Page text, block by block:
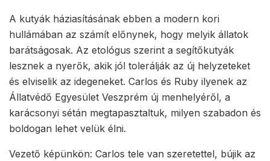
A kutyák háziasításának ebben a modern kori
hullámában az számít előnynek, hogy melyik állatok
barátságosak. Az etológus szerint a segítőkutyák
lesznek a nyerők, akik jól tolerálják az új helyzeteket
és elviselik az idegeneket. Carlos és Ruby ilyenek az
Állatvédő Egyesület Veszprém új menhelyéről, a
karácsonyi sétán megtapasztaltuk, milyen szabadon és
boldogan lehet velük élni.
Vezető képünkön: Carlos tele van szeretettel, bújik az